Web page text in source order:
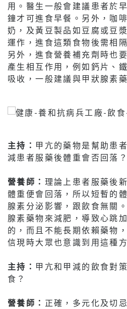
用。醫生一般會建議患者於
鐘才可進食早餐。另外，咖
奶，及黃豆製品如豆腐或豆
運作，進食這類食物後需相
另外，進食營養補充劑時也
產生相互作用，例如鈣片、
吸收，一般建議與甲狀腺素
主持： 甲亢的藥物是幫助患
減患者服藥後體重會否回落？
營養師： 理論上患者服藥後
體重便會回落，所以短暫的
腺素分泌影響，跟飲食無關
腺素藥物來減肥，導致心跳
的，而且不能長期依賴藥物
信現時大眾也意識到用這種
主持： 甲亢和甲減的飲食對
食？
營養師： 正確，多元化及切